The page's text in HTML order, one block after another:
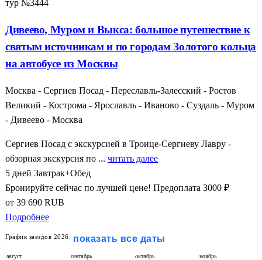
тур №3444
Дивеево, Муром и Выкса: большое путешествие к
святым источникам и по городам Золотого кольца
на автобусе из Москвы
Москва - Сергиев Посад - Переславль-Залесский - Ростов
Великий - Кострома - Ярославль - Иваново - Суздаль - Муром
- Дивеево - Москва
Сергиев Посад с экскурсией в Троице-Сергиеву Лавру -
обзорная экскурсия по ... читать далее
5 дней Завтрак+Обед
Бронируйте сейчас по лучшей цене! Предоплата 3000 ₽
от 39 690 RUB
Подробнее
График заездов 2026: показать все даты
август сентябрь октябрь ноябрь